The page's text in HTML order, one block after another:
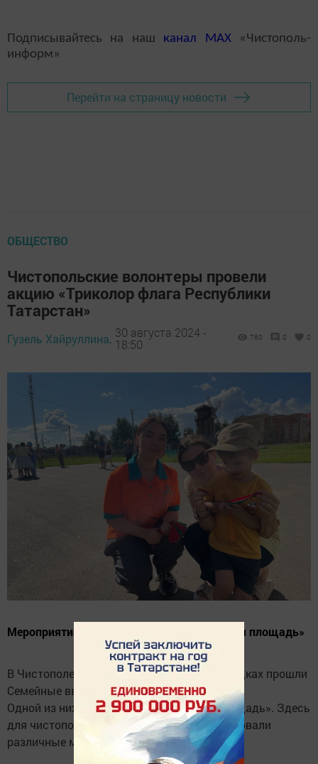
Подписывайтесь на наш канал MAX«Чистополь-
информ»
Перейти на страницу новости
ОБЩЕСТВО
Чистопольские волонтеры провели
акцию «Триколор флага Республики
Татарстан»
Гузель Хайруллина, 30 августа 2024 -
18:50
760 0 0
Мероприятие прошло в сквере «Мельничная площадь»
В Чистополе сегодня на нескольких площадках прошли
Семейные выходные.
Одной из них стал сквер «Мельничная площадь». Здесь
для чистопольцев и гостей города организовали
различные мероприятия.